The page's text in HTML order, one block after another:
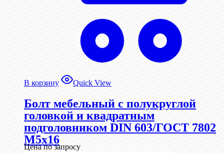
В корзину Quick View
Болт мебельный с полукруглой
головкой и квадратным
подголовником DIN 603/ГОСТ 7802
М5х16
Цена по запросу